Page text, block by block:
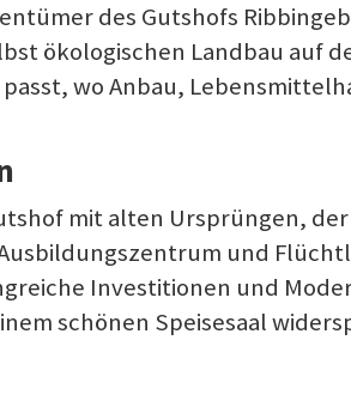
des Gutshofs
ökologischen Landbau auf
wo Anbau,
mit alten Ursprüngen,
und
Investitionen und
schönen Speisesaal